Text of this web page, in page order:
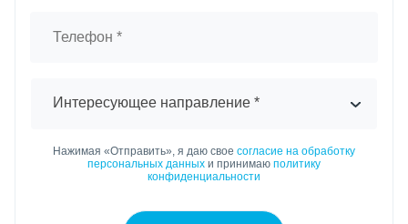
Интересующее направление *
Нажимая «Отправить», я даю свое согласие на обработку
персональных данных и принимаю политику
конфиденциальности